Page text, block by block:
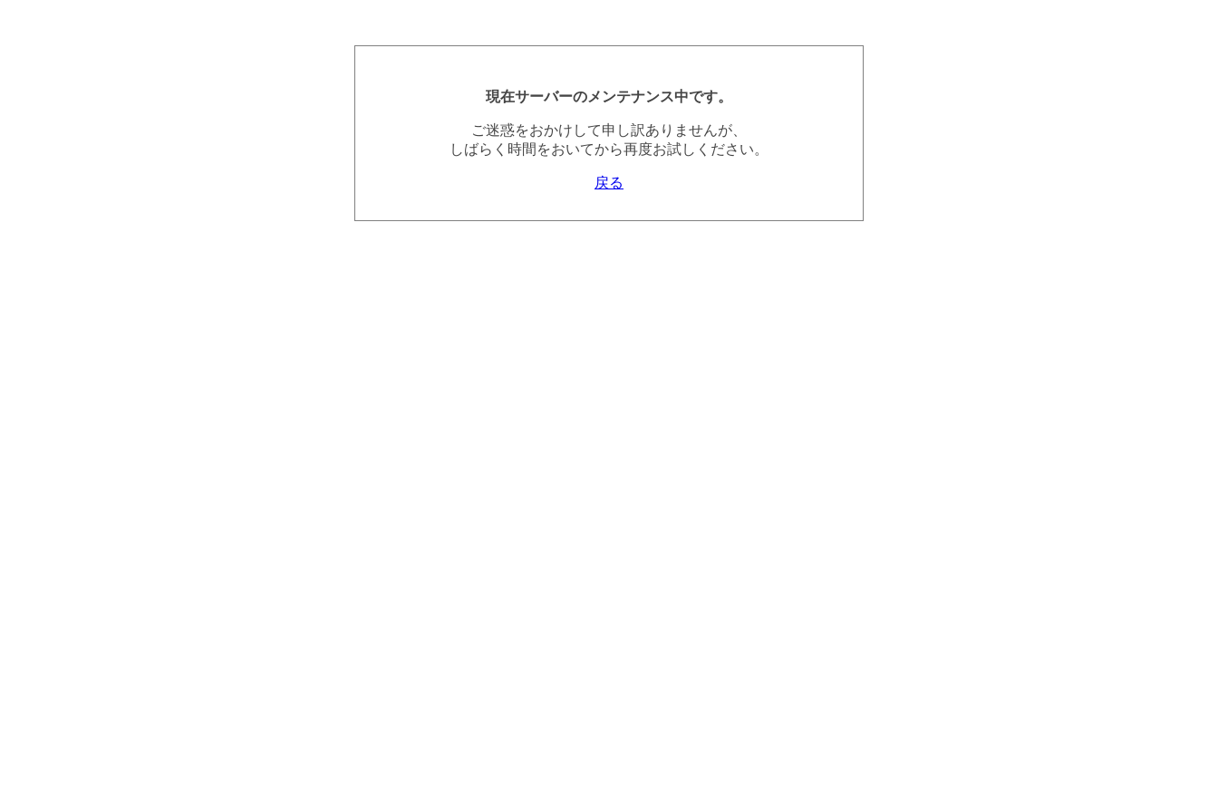
現在サーバーのメンテナンス中です。
ご迷惑をおかけして申し訳ありませんが、
しばらく時間をおいてから再度お試しください。
戻る